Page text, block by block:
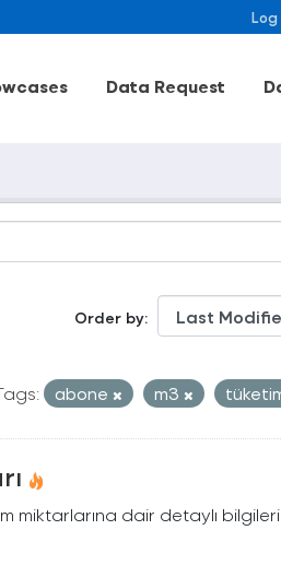
Log
Data Request
Order by
abone m3
miktarlarına dair detaylı bilgileri